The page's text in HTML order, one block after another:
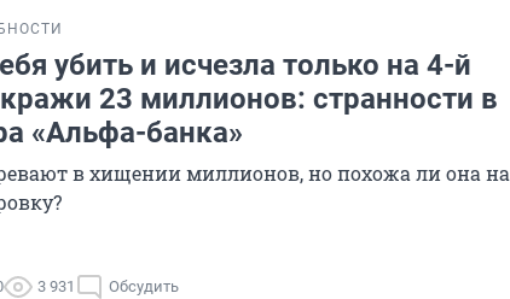
убить и исчезла только на 4-й
23 миллионов: странности в
«Альфа-банка»
в хищении миллионов, но похожа ли она на
3 931 Обсудить